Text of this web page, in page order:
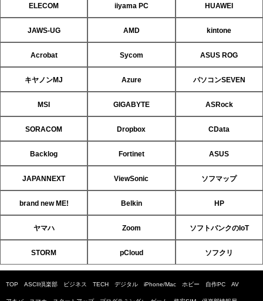
ELECOM iiyama PC HUAWEI
JAWS-UG AMD kintone
Acrobat Sycom ASUS ROG
キヤノンMJ Azure パソコンSEVEN
MSI GIGABYTE ASRock
SORACOM Dropbox CData
Backlog Fortinet ASUS
JAPANNEXT ViewSonic ソフマップ
brand new ME! Belkin HP
ヤマハ Zoom ソフトバンクのIoT
STORM pCloud ソフクリ
TOP ASCII倶楽部 ビジネス TECH デジタル iPhone/Mac ホビー 自作PC AV